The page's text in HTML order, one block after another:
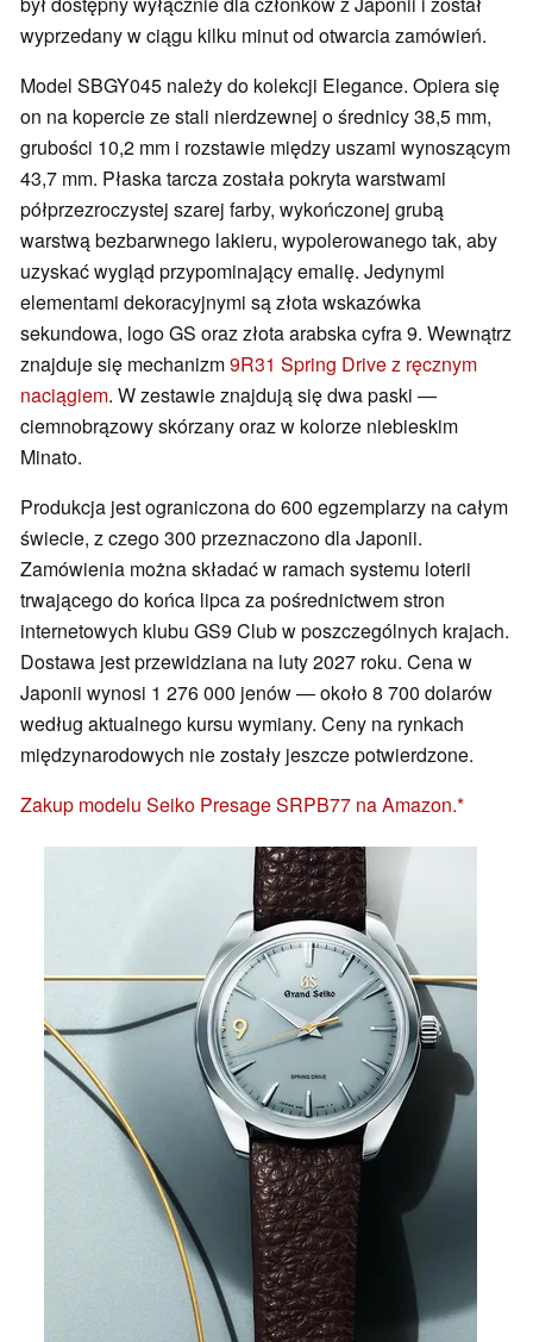
wyprzedany w ciągu kilku minut od otwarcia zamówień.
Model SBGY045 należy do kolekcji Elegance. Opiera się
on na kopercie ze stali nierdzewnej o średnicy 38,5 mm,
grubości 10,2 mm i rozstawie między uszami wynoszącym
43,7 mm. Płaska tarcza została pokryta warstwami
półprzezroczystej szarej farby, wykończonej grubą
warstwą bezbarwnego lakieru, wypolerowanego tak, aby
uzyskać wygląd przypominający emalię. Jedynymi
elementami dekoracyjnymi są złota wskazówka
sekundowa, logo GS oraz złota arabska cyfra 9. Wewnątrz
znajduje się mechanizm9R31 Spring Drive z ręcznym
naciągiem. W zestawie znajdują się dwa paski —
ciemnobrązowy skórzany oraz w kolorze niebieskim
Minato.
Produkcja jest ograniczona do 600 egzemplarzy na całym
świecie, z czego 300 przeznaczono dla Japonii.
Zamówienia można składać w ramach systemu loterii
trwającego do końca lipca za pośrednictwem stron
internetowych klubu GS9 Club w poszczególnych krajach.
Dostawa jest przewidziana na luty 2027 roku. Cena w
Japonii wynosi 1 276 000 jenów — około 8 700 dolarów
według aktualnego kursu wymiany. Ceny na rynkach
międzynarodowych nie zostały jeszcze potwierdzone.
Zakup modelu Seiko Presage SRPB77 na Amazon.